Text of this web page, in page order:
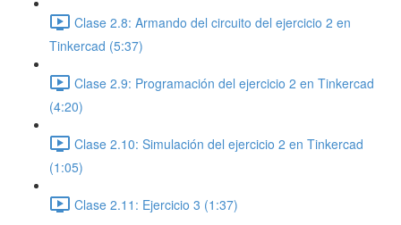
Clase 2.8: Armando del circuito del ejercicio 2 en
Tinkercad (5:37)
Clase 2.9: Programación del ejercicio 2 en Tinkercad
(4:20)
Clase 2.10: Simulación del ejercicio 2 en Tinkercad
(1:05)
Clase 2.11: Ejercicio 3 (1:37)